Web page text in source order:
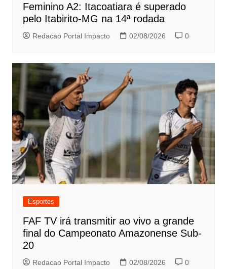
Feminino A2: Itacoatiara é superado
pelo Itabirito-MG na 14ª rodada
Redacao Portal Impacto 02/08/2026 0
Esportes
FAF TV irá transmitir ao vivo a grande
final do Campeonato Amazonense Sub-
20
Redacao Portal Impacto 02/08/2026 0